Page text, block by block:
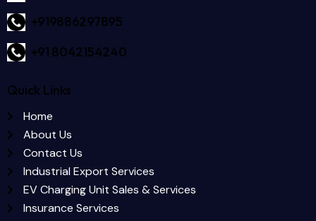
+919886297895
+91 8042154240
Quick Links
Home
About Us
Contact Us
Industrial Export Services
EV Charging Unit Sales & Services
Insurance Services